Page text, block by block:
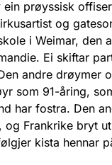
ein prøyssisk
og
i Weimar, den
Ei skiftar
andre drøymer
som 91-åring,
har fostra. Den
og Frankrike bryt
kista hennar